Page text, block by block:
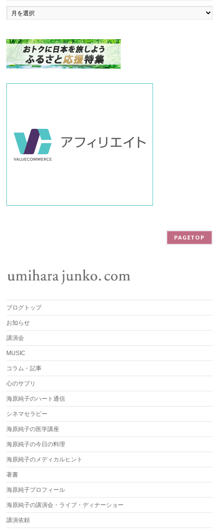
バ
ッ
ン
バ
ー
PAGETOP
ブログトップ
お知らせ
講演会
MUSIC
コラム・記事
心のサプリ
海原純子のハート通信
シネマセラピー
海原純子の医学講座
海原純子の今日の料理
海原純子のメディカルヒント
著書
海原純子プロフィール
海原純子の講演会・ライブ・ディナーショー
講演依頼